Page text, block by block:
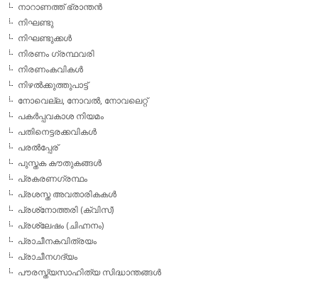
നാറാണത്ത് ഭ്രാന്തന്‍
നിഘണ്ടു
നിഘണ്ടുക്കള്‍
നിരണം ഗ്രന്ഥവരി
നിരണംകവികള്‍
നിഴല്‍ക്കുത്തുപാട്ട്
നോവെല്ല, നോവല്‍, നോവലെറ്റ്
പകര്‍പ്പവകാശ നിയമം
പതിനെട്ടരക്കവികള്‍
പരല്‍പ്പേര്
പുസ്തക കൗതുകങ്ങള്‍
പ്രകരണഗ്രന്ഥം
പ്രശസ്ത അവതാരികകള്‍
പ്രശ്‌നോത്തരി (ക്വിസ്)
പ്രശ്ലേഷം (ചിഹ്നനം)
പ്രാചീനകവിത്രയം
പ്രാചീനഗദ്യം
പൗരസ്ത്യസാഹിത്യ സിദ്ധാന്തങ്ങള്‍